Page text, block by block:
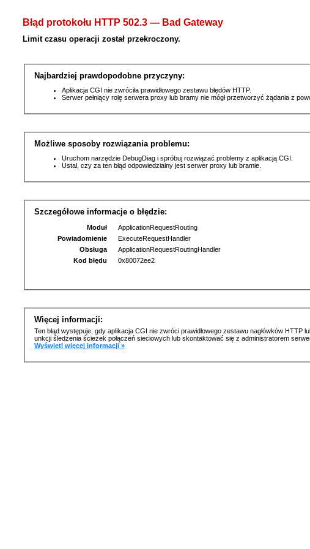
Błąd protokołu HTTP 502.3 — Bad Gateway
Limit czasu operacji został przekroczony.
Najbardziej prawdopodobne przyczyny:
Aplikacja CGI nie zwróciła prawidłowego zestawu błędów HTTP.
Serwer pełniący rolę serwera proxy lub bramy nie mógł przetworzyć żądania z
Możliwe sposoby rozwiązania problemu:
Uruchom narzędzie DebugDiag i spróbuj rozwiązać problemy z aplikacją CGI.
Ustal, czy za ten błąd odpowiedzialny jest serwer proxy lub bramie.
Szczegółowe informacje o błędzie:
Moduł
ApplicationRequestRouting
Powiadomienie
ExecuteRequestHandler
Obsługa
ApplicationRequestRoutingHandler
Kod błędu
0x80072ee2
Więcej informacji:
Ten błąd występuje, gdy aplikacja CGI nie zwróci prawidłowego zestawu nagłówków
unkcji śledzenia ścieżek połączeń sieciowych lub skontaktować się z administratorem
Wyświetl więcej informacji »